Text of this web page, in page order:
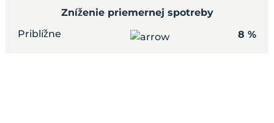
Zníženie priemernej spotreby
Priblížne
8 %